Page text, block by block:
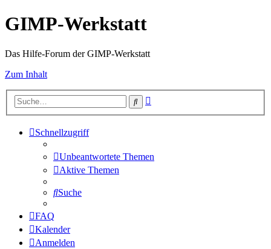
GIMP-Werkstatt
Das Hilfe-Forum der GIMP-Werkstatt
Zum Inhalt
Suche
Schnellzugriff
Unbeantwortete Themen
Aktive Themen
Suche
FAQ
Kalender
Anmelden